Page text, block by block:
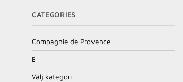
CATEGORIES
Compagnie de Provence
E
Välj kategori